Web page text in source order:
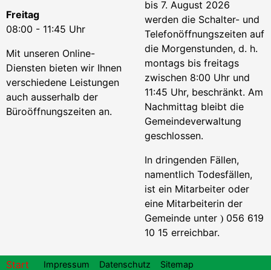
Freitag
08:00 - 11:45 Uhr
Mit unseren Online-
Diensten bieten wir Ihnen
verschiedene Leistungen
auch ausserhalb der
Büroöffnungszeiten an.
bis 7. August 2026
werden die Schalter- und
Telefonöffnungszeiten auf
die Morgenstunden, d. h.
montags bis freitags
zwischen 8:00 Uhr und
11:45 Uhr, beschränkt. Am
Nachmittag bleibt die
Gemeindeverwaltung
geschlossen.
In dringenden Fällen,
namentlich Todesfällen,
ist ein Mitarbeiter oder
eine Mitarbeiterin der
Gemeinde unter ) 056 619
10 15 erreichbar.
Start Impressum Datenschutz Sitemap